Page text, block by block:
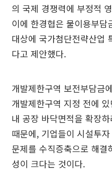
의 국제 경쟁력에 부정적
이에 한경협은 물이용부담
대상에 국가첨단전략산업
다고 제안했다.
개발제한구역 보전부담금
개발제한구역 지정 전에
내 공장 바닥면적을 확장
때문에, 기업들이 시설투
문제를 수직증축으로 해결
성이 크다는 것이다.